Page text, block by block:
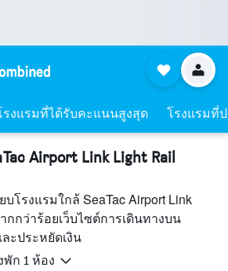
รงแรมที่ได้รับคะแนนสูงสุด โรงแรมที่
Airport Link Light Rail
โรงแรมใกล้ SeaTac Airport Link
กกว่าร้อยเว็บไซต์การเดินทางบน
ะประหยัดเงิน
พัก 1 ห้อง